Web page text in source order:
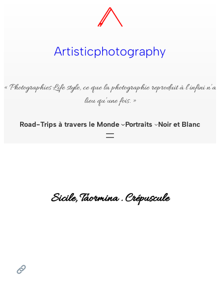
Artisticphotography
« Photographies Life style, ce que la photographie reproduit à l’infini n’a
lieu qu’une fois. »
Road-Trips à travers le Monde Portraits Noir et Blanc
Sicile, Taormina . Crépuscule